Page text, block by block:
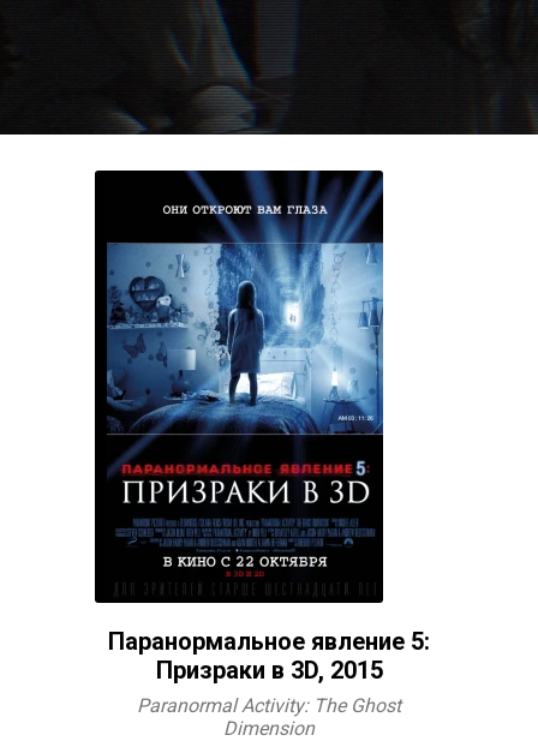
Паранормальное явление 5:
Призраки в 3D, 2015
Paranormal Activity: The Ghost
Dimension